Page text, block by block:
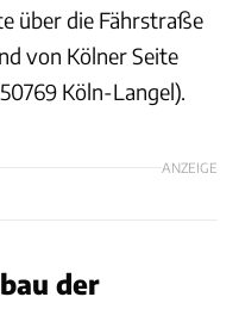
über die Fährstraße
von Kölner Seite
Köln-Langel).
ANZEIGE
der